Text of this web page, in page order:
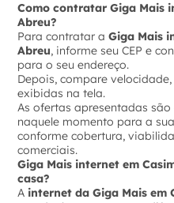
Como contratar Giga Mais
Abreu?
Para contratar aGiga Mais
Abreu, informe seu CEP e
para o seu endereço.
Depois, compare
exibidas na tela.
As ofertas apresentadas
naquele momento para a
conforme cobertura,
comerciais.
Giga Mais internet em
casa?
A internet da Giga Mais em